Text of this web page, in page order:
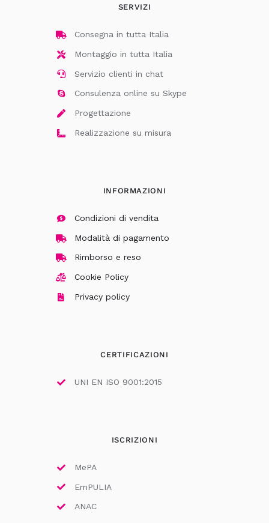
SERVIZI
Consegna in tutta Italia
Montaggio in tutta Italia
Servizio clienti in chat
Consulenza online su Skype
Progettazione
Realizzazione su misura
INFORMAZIONI
Condizioni di vendita
Modalità di pagamento
Rimborso e reso
Cookie Policy
Privacy policy
CERTIFICAZIONI
UNI EN ISO 9001:2015
ISCRIZIONI
MePA
EmPULIA
ANAC